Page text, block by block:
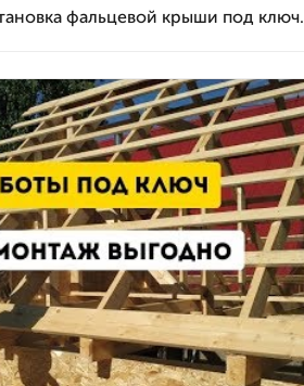
фальцевой крыши под ключ.